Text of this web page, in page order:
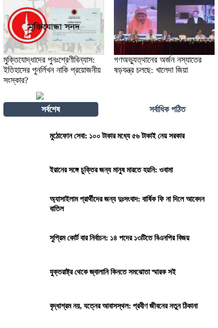
মুক্তিযোদ্ধাদের পুনঃশ্রেণীবিন্যাস:
ইতিহাসের পুনর্লিখন নাকি প্রয়োজনীয়
সংস্কার?
গণঅভ্যুত্থানের অর্জন নস্যাতের
ষড়যন্ত্র চলছে: খালেদা জিয়া
সর্বশেষ সর্বাধিক পঠিত
মুঠোফোন সেবা: ১০০ টাকার মধ্যে ৫৬ টাকাই নেয় সরকার
ইরানের সঙ্গে চুক্তির জন্য মানুষ মারতে হয়নি: ওবামা
অ্যাসাইলাম প্রার্থীদের জন্য দুঃসংবাদ: বার্ষিক ফি না দিলে আবেদন
বাতিল
সুপ্রিম কোর্ট বার নির্বাচন: ১৪ পদের ১৩টিতে বিএনপির বিজয়
যুক্তরাষ্ট্র থেকে জ্বালানি কিনতে সমঝোতা স্মারক সই
বৃদ্ধাশ্রম নয়, যত্নের আবাসস্থল: প্রবীণ জীবনের নতুন ঠিকানা